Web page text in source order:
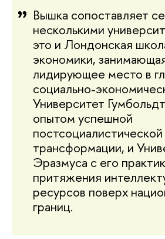
Вышка сопоставляет
несколькими
это и Лондонская
экономики,
лидирующее место в
социально-
Университет
опытом успешной
постсоциалистической
трансформации, и
Эразмуса с его
притяжения
ресурсов поверх
границ.